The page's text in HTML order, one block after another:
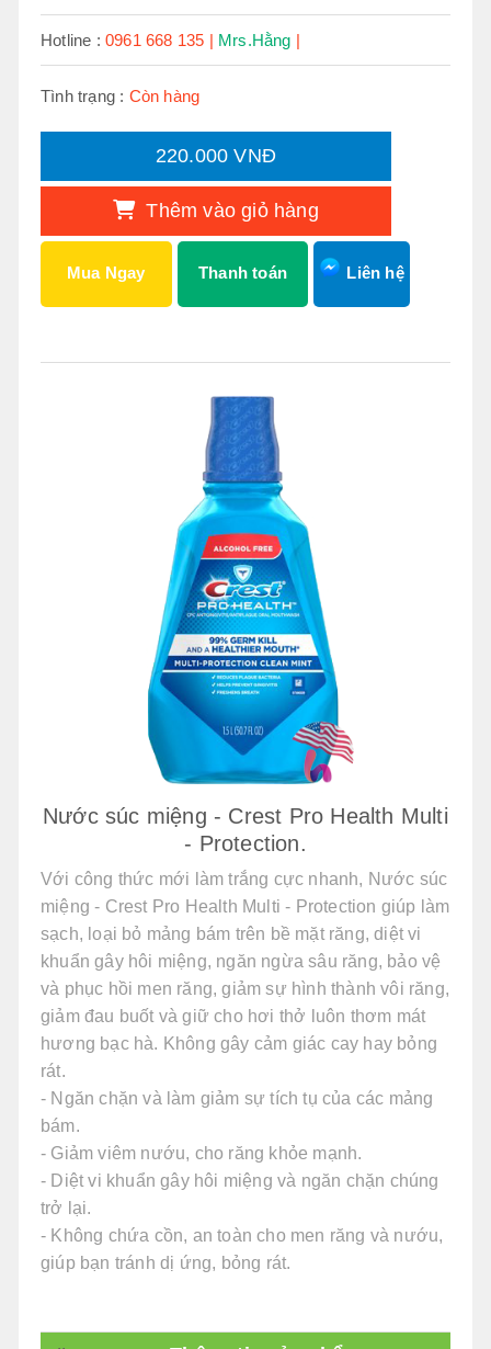
Hotline :0961 668 135 | Mrs.Hằng |
Tình trạng : Còn hàng
220.000 VNĐ
Thêm vào giỏ hàng
Mua Ngay Thanh toán Liên hệ
Nước súc miệng - Crest Pro Health Multi
- Protection.
Với công thức mới làm trắng cực nhanh, Nước súc
miệng - Crest Pro Health Multi - Protection giúp làm
sạch, loại bỏ mảng bám trên bề mặt răng, diệt vi
khuẩn gây hôi miệng, ngăn ngừa sâu răng, bảo vệ
và phục hồi men răng, giảm sự hình thành vôi răng,
giảm đau buốt và giữ cho hơi thở luôn thơm mát
hương bạc hà. Không gây cảm giác cay hay bỏng
rát.
- Ngăn chặn và làm giảm sự tích tụ của các mảng
bám.
- Giảm viêm nướu, cho răng khỏe mạnh.
- Diệt vi khuẩn gây hôi miệng và ngăn chặn chúng
trở lại.
- Không chứa cồn, an toàn cho men răng và nướu,
giúp bạn tránh dị ứng, bỏng rát.